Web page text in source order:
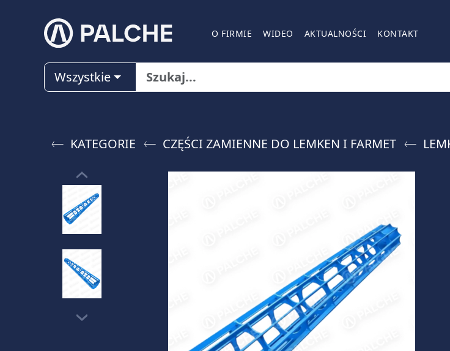
O FIRMIE WIDEO AKTUALNOŚCI KONTAKT
Wszystkie
KATEGORIE CZĘŚCI ZAMIENNE DO LEMKEN I FARMET